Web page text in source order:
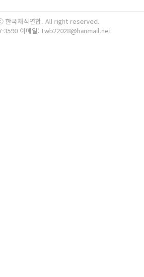
한국채식연합. All right reserved.
3590 이메일: Lwb22028@hanmail.net